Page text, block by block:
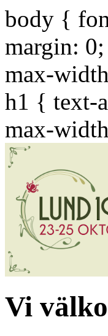
body {
margin:
max-
h1 { text-
max-
Vi